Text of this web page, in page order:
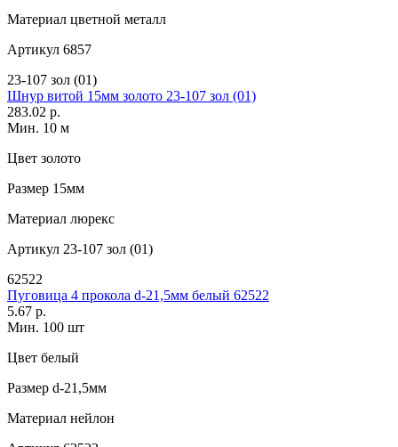
Материал цветной металл
Артикул 6857
23-107 зол (01)
Шнур витой 15мм золото 23-107 зол (01)
283.02 р.
Мин. 10 м
Цвет золото
Размер 15мм
Материал люрекс
Артикул 23-107 зол (01)
62522
Пуговица 4 прокола d-21,5мм белый 62522
5.67 р.
Мин. 100 шт
Цвет белый
Размер d-21,5мм
Материал нейлон